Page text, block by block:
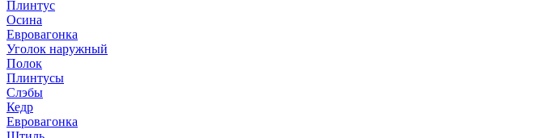
Плинтус
Осина
Евровагонка
Уголок наружный
Полок
Плинтусы
Слэбы
Кедр
Евровагонка